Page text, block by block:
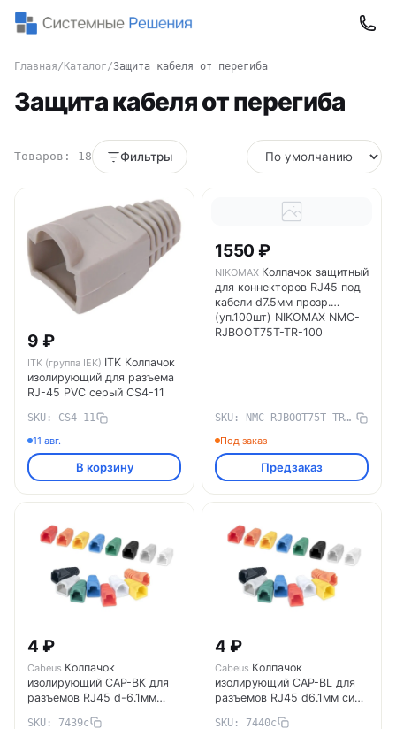
Главная/ Каталог/Защита кабеля от перегиба
Защита кабеля от перегиба
Товаров: 18 Фильтры
9 ₽
ITK (группа IEK) ITK Колпачок
изолирующий для разъема
RJ-45 PVC серый CS4-11
SKU: CS4-11
11 авг.
В корзину
1550 ₽
NIKOMAX Колпачок защитный
для коннекторов RJ45 под
кабели d7.5мм прозр.
(уп.100шт) NIKOMAX NMC-
RJBOOT75T-TR-100
SKU: NMC-RJBOOT75T-TR-100
Под заказ
Предзаказ
4 ₽
Cabeus Колпачок
изолирующий CAP-BK для
разъемов RJ45 d-6.1мм
SKU: 7439c
4 ₽
Cabeus Колпачок
изолирующий CAP-BL для
разъемов RJ45 d6.1мм син.
SKU: 7440c